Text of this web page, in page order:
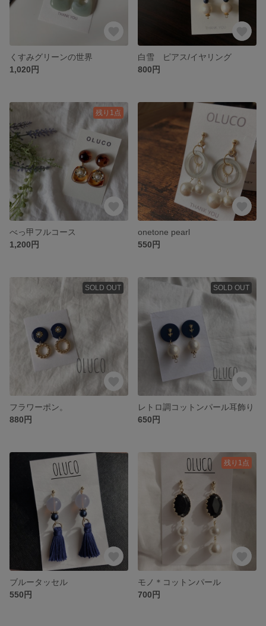
くすみグリーンの世界
1,020円
白雪 ピアス/イヤリング
800円
残り1点
べっ甲フルコース
1,200円
onetone pearl
550円
SOLD OUT
フラワーポン。
880円
SOLD OUT
レトロ調コットンパール耳飾り
650円
ブルータッセル
550円
残り1点
モノ＊コットンパール
700円